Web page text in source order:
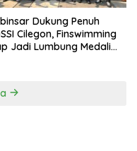
Dukung Penuh
Cilegon, Finswimming
Jadi Lumbung Medali